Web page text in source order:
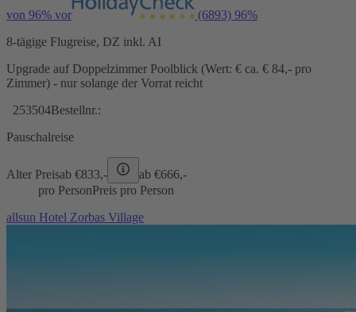
von 96% vor (6893) 96%
8-tägige Flugreise, DZ inkl. AI
Upgrade auf Doppelzimmer Poolblick (Wert: € ca. € 84,- pro
Zimmer) - nur solange der Vorrat reicht
253504Bestellnr.:
Pauschalreise
Alter Preisab €833,- ab €666,-
pro PersonPreis pro Person
allsun Hotel Zorbas Village